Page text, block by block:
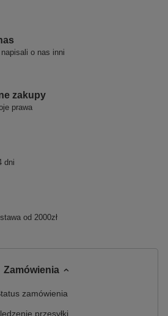
o nas inni
zakupy
prawa
dni
od 2000zł
Zamówienia
zamówienia
przesyłki